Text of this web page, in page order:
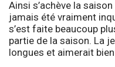
Ainsi s’achève la
jamais été vraiment
s’est faite beaucoup
partie de la saison. La
longues et aimerait